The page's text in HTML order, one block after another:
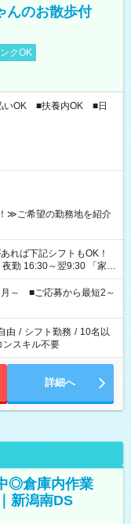
んのお散歩付
クOK
いOK ■扶養内OK ■日
≫ご希望の勤務地を紹介
16:30～翌9:30 「家族
夕飯の準備がしたい」
ご希望を教えてください
で週40時間を超える場
月～ ■ご応募から最短2～
由 / シフト勤務 / 10名以
ンスキル不要
詳細へ
◎倉庫内作業
新潟南DS